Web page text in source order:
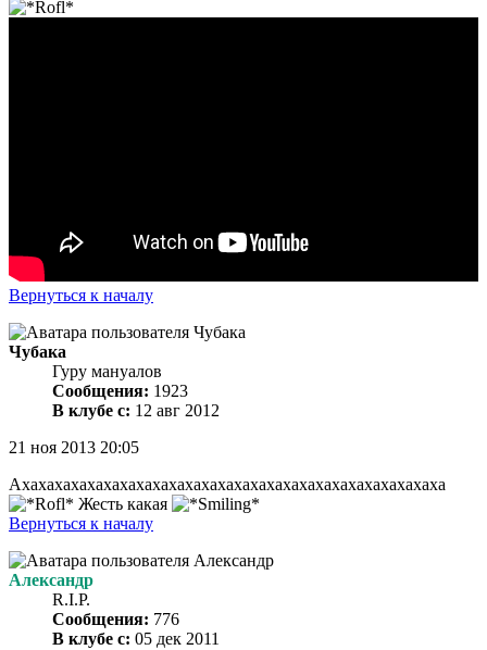
Вернуться к началу
Чубака
Гуру мануалов
Сообщения: 1923
В клубе с: 12 авг 2012
21 ноя 2013 20:05
Ахахахахахахахахахахахахахахахахахахахахахахахахахаха
Жесть какая
Вернуться к началу
Александр
R.I.P.
Сообщения: 776
В клубе с: 05 дек 2011